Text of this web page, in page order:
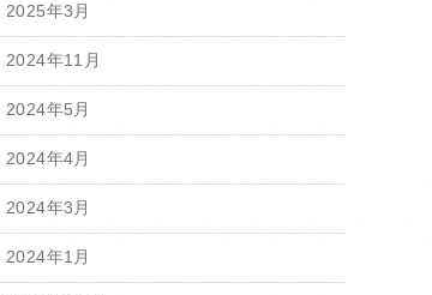
2025年3月
2024年11月
2024年5月
2024年4月
2024年3月
2024年1月